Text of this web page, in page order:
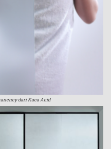
dari Kaca Acid